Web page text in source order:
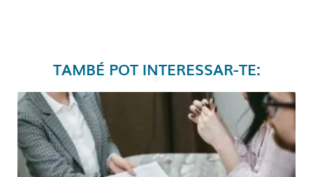
TAMBÉ POT INTERESSAR-TE: